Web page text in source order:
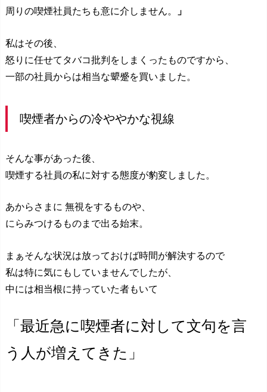
周りの喫煙社員たちも意に介しません。
」
私はその後、
怒りに任せてタバコ批判をしまくったものですから、
一部の社員からは相当な顰蹙を買いました。
喫煙者からの冷ややかな視線
そんな事があった後、
喫煙する社員の私に対する態度が豹変しました。
あからさまに 無視をするものや、
にらみつけるものまで出る始末。
まぁそんな状況は放っておけば時間が解決するので
私は特に気にもしていませんでしたが、
中には相当根に持っていた者もいて
「最近急に喫煙者に対して文句を言
う人が増えてきた」